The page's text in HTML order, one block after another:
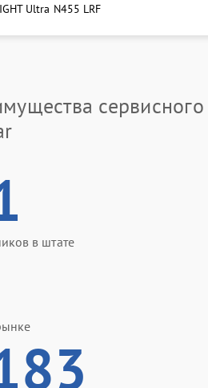
Ultra N455 LRF
сервисного
в штате